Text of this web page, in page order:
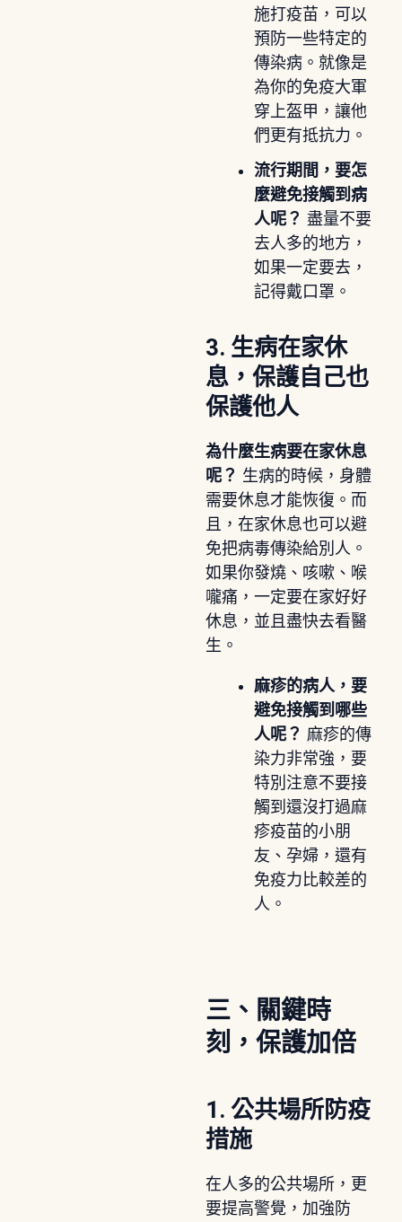
施打疫苗，可以
預防一些特定的
傳染病。就像是
為你的免疫大軍
穿上盔甲，讓他
們更有抵抗力。
流行期間，要怎
麼避免接觸到病
人呢？ 盡量不要
去人多的地方，
如果一定要去，
記得戴口罩。
3. 生病在家休
息，保護自己也
保護他人
為什麼生病要在家休息
呢？ 生病的時候，身體
需要休息才能恢復。而
且，在家休息也可以避
免把病毒傳染給別人。
如果你發燒、咳嗽、喉
嚨痛，一定要在家好好
休息，並且盡快去看醫
生。
麻疹的病人，要
避免接觸到哪些
人呢？ 麻疹的傳
染力非常強，要
特別注意不要接
觸到還沒打過麻
疹疫苗的小朋
友、孕婦，還有
免疫力比較差的
人。
三、關鍵時
刻，保護加倍
1. 公共場所防疫
措施
在人多的公共場所，更
要提高警覺，加強防